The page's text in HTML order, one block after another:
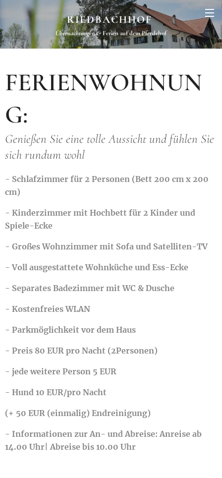
RIEDBACHHOF
Übernachtungen &Ferien auf dem Pferdehof
FERIENWOHNUN
G:
Genießen Sie eine tolle Aussicht und fühlen Sie
sich rundum wohl
- Schlafzimmer für 2 Personen (Bett 200 cm x 200
cm)
- Kinderzimmer mit Hochbett für 2 Kinder und
Spiele-Ecke
- Großes Wohnzimmer mit Sofa und Satelliten-TV
- Voll ausgestattete Wohnküche und Ess-Ecke
- Separates Badezimmer mit WC & Dusche
- Kostenfreies WLAN
- Parkmöglichkeit vor dem Haus
- Preis 80 EUR pro Nacht (2Personen)
- jede weitere Person 5 EUR
- Hund 10 EUR/pro Nacht
(+ 50 EUR (einmalig) Endreinigung)
- Informationen zur An- und Abreise: Anreise ab
14.00 Uhr| Abreise bis 10.00 Uhr